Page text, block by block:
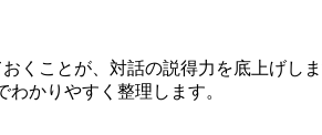
くことが、対話の説得力を底上げしま
かりやすく整理します。